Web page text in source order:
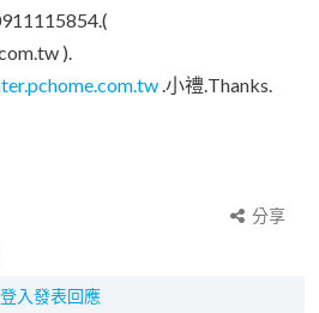
).
.小禮.Thanks.
分享
登入發表回應